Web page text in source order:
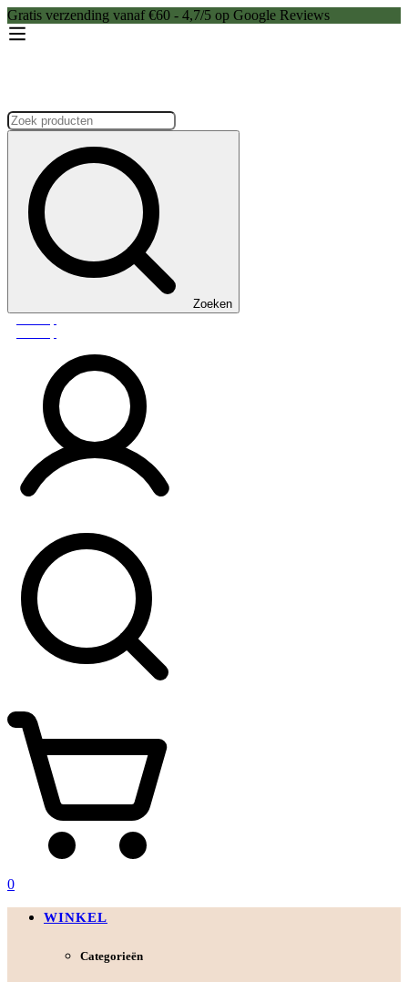
Gratis verzending vanaf €60 - 4,7/5 op Google Reviews
Zoeken:
Zoeken
0
WINKEL
Categorieën